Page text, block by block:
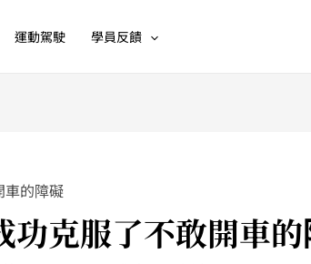
運動駕駛 學員反饋
克服了不敢開車的